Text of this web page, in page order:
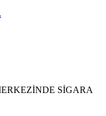
SİGARA